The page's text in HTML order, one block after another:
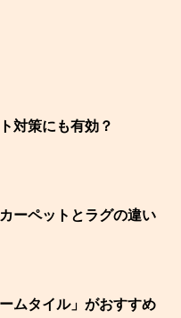
対策にも有効？
ーペットとラグの違い
ムタイル」がおすすめ